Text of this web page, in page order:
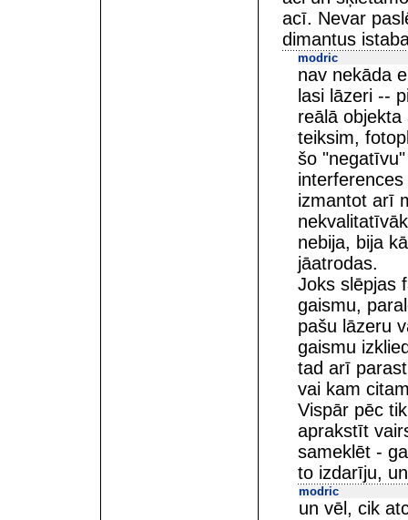
acī. Nevar
dimantus
modric
nav nekāda
lasi lāzeri --
reālā
teiksim,
šo
izmantot arī
nebija, bija
jāatrodas.
Joks slēpjas
gaismu,
pašu lāzeru
gaismu
tad arī
vai kam
Vispār pēc
aprakstīt
sameklēt -
to izdarīju,
modric
un vēl, cik